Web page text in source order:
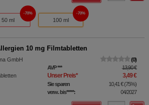
50 ml
70%
100 ml
70%
10 mg Filmtabletten
GmbH
0
AVP*** 13,90 €
Unser Preis* 3,49 €
Sie sparen 10,41 €(75%)
verw. bis*****:
04/2027